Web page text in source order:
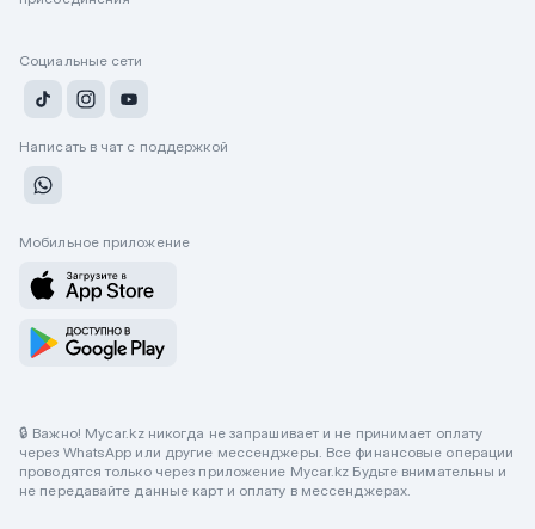
Социальные сети
Написать в чат с поддержкой
Мобильное приложение
🔒 Важно! Mycar.kz никогда не запрашивает и не принимает оплату
через WhatsApp или другие мессенджеры. Все финансовые операции
проводятся только через приложение Mycar.kz Будьте внимательны и
не передавайте данные карт и оплату в мессенджерах.